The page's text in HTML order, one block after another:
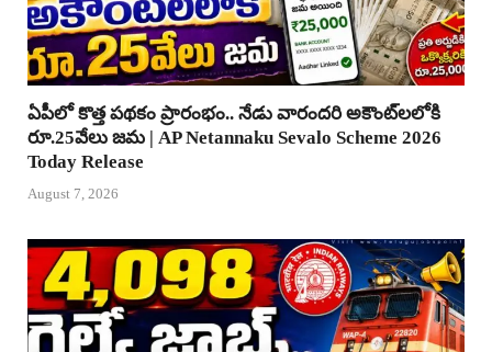
ఏపీలో కొత్త పథకం ప్రారంభం.. నేడు వారందరి అకౌంట్‌లలోకి
రూ.25వేలు జమ | AP Netannaku Sevalo Scheme 2026
Today Release
August 7, 2026